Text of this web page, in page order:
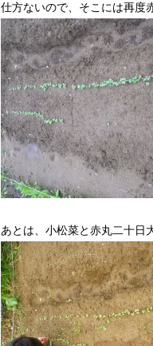
仕方ないので、そこには再度
あとは、小松菜と赤丸二十日